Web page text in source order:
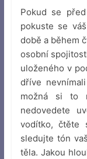
Pokud se
pokuste se
době a během
osobní
uloženého v
dříve
možná si to
nedovedete
vodítko, čtěte
sledujte tón
těla. Jakou